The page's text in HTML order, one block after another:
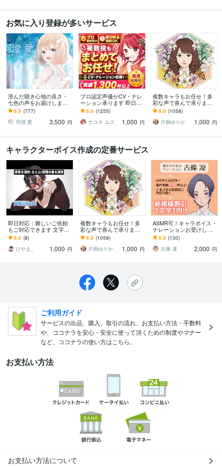
お気に入り登録が多いサービス
澄んだ聴き心地の良さ・
七色の声をお届けします
即日対応あり◎CV・ナレ
ーション・歌唱・音声編
集対応も可！
5.0 (777)
羽澄 愛
3,500 円
プロ認定声優がCV・ナレ
ーション承ります 即日対
応・商用可・演じ分け対
応
5.0 (1255)
ナユキ ユズ
1,000 円
複数キャラもお任せ！多
彩な声で喜んで承ります
可愛いヒロイン・最恐の
女幹部・宇宙人まで幅広
く！
5.0 (1058)
片桐ゆりか
1,000 円
キャラクターボイス作成の定番サービス
即日対応：難しいご依頼
もご対応できます 文字単
価3円・リテイク対応可
能・商用可
5.0 (8)
ひやま_
1,000 円
複数キャラもお任せ！多
彩な声で喜んで承ります
可愛いヒロイン・最恐の
女幹部・宇宙人まで幅広
く！
5.0 (1058)
片桐ゆりか
1,000 円
ASMR可！キャラボイス・
ナレーションお受けしま
す 【新規割引中】元気な
少年少女～母親、老婆、
マスコットまで！
5.0 (130)
古條 凜
2,000 円
ご利用ガイド
サービスの出品、購入、取引の流れ、お支払い方法・手数料
や、ココナラを安心・安全に使って頂くための制度やマナー
など、ココナラの使い方はこちら。
お支払い方法
お支払い方法について